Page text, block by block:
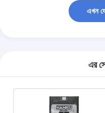
এখন
এর